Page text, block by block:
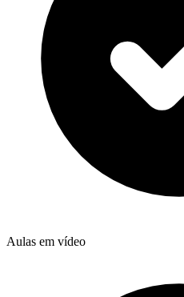
Aulas em vídeo